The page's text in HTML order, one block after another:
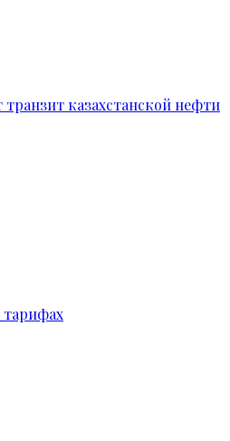
казахстанской нефти